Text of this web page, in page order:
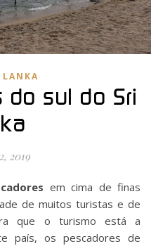
LANKA
do sul do Sri
2019
em cima de finas
de muitos turistas e de
que o turismo está a
país, os pescadores de